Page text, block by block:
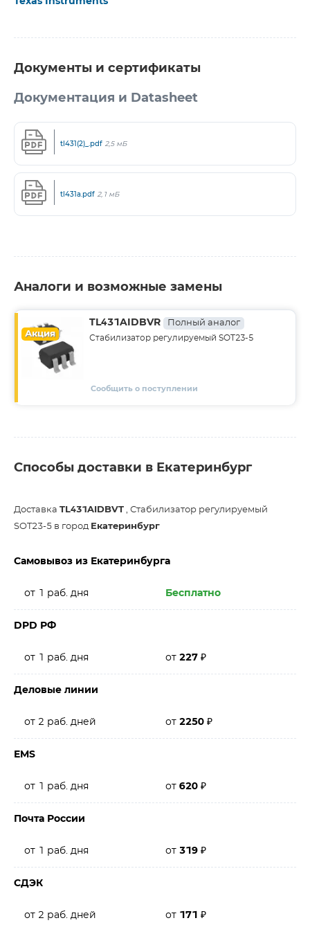
Документы и сертификаты
Документация и Datasheet
tl431(2)_.pdf 2,5 мБ
tl431a.pdf 2,1 мБ
Аналоги и возможные замены
Акция
TL431AIDBVR Полный аналог
Стабилизатор регулируемый SOT23-5
Сообщить о поступлении
Способы доставки в Екатеринбург
Доставка TL431AIDBVT , Стабилизатор регулируемый
SOT23-5 в город Екатеринбург
Самовывоз из Екатеринбурга
от 1 раб. дня Бесплатно
DPD РФ
от 1 раб. дня от 227 ₽
Деловые линии
от 2 раб. дней от 2250 ₽
EMS
от 1 раб. дня от 620 ₽
Почта России
от 1 раб. дня от 319 ₽
СДЭК
от 2 раб. дней от 171 ₽